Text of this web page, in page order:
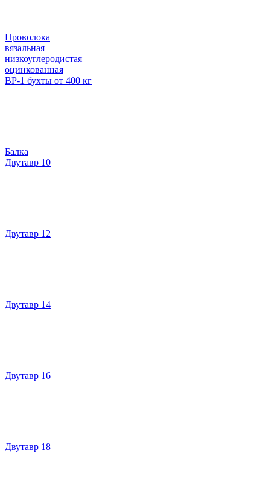
Проволока
вязальная
низкоуглеродистая
оцинкованная
ВР-1 бухты от 400 кг
Балка
Двутавр 10
Двутавр 12
Двутавр 14
Двутавр 16
Двутавр 18